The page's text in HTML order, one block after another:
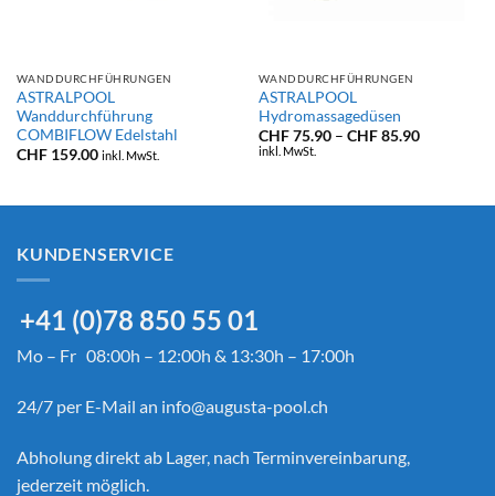
WANDDURCHFÜHRUNGEN
ASTRALPOOL
Wanddurchführung
COMBIFLOW Edelstahl
CHF159.00 inkl. MwSt.
WANDDURCHFÜHRUNGEN
ASTRALPOOL
Hydromassagedüsen
CHF75.90 – CHF85.90
inkl. MwSt.
KUNDENSERVICE
+41 (0)78 850 55 01
Mo – Fr 08:00h – 12:00h & 13:30h – 17:00h
24/7 per E-Mail an info@augusta-pool.ch
Abholung direkt ab Lager, nach Terminvereinbarung,
jederzeit möglich.